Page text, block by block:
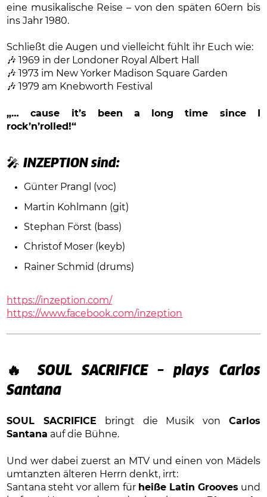
eine musikalische Reise – von den späten 60ern bis
ins Jahr 1980.
Schließt die Augen und vielleicht fühlt ihr Euch wie:
🎶 1969 in der Londoner Royal Albert Hall
🎶 1973 im New Yorker Madison Square Garden
🎶 1979 am Knebworth Festival
„… cause it’s been a long time since I
rock’n’rolled!“
🎤INZEPTION sind:
Günter Prangl (voc)
Martin Kohlmann (git)
Stephan Först (bass)
Christof Moser (keyb)
Rainer Schmid (drums)
https://inzeption.com/
https://www.facebook.com/inzeption
🔥SOUL SACRIFICE – plays Carlos
Santana
SOUL SACRIFICE bringt die Musik von Carlos
Santana auf die Bühne.
Und wer dabei zuerst an MTV und einen von Mädels
umtanzten älteren Herrn denkt, irrt:
Santana steht vor allem für heiße Latin Grooves und